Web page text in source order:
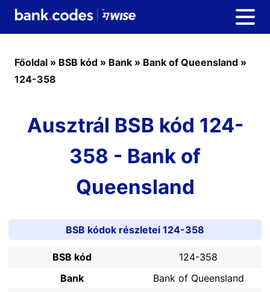
Főoldal » BSB kód » Bank » Bank of Queensland »
124-358
Ausztrál BSB kód 124-
358 - Bank of
Queensland
BSB kódok részletei 124-358
BSB kód
124-358
Bank
Bank of Queensland